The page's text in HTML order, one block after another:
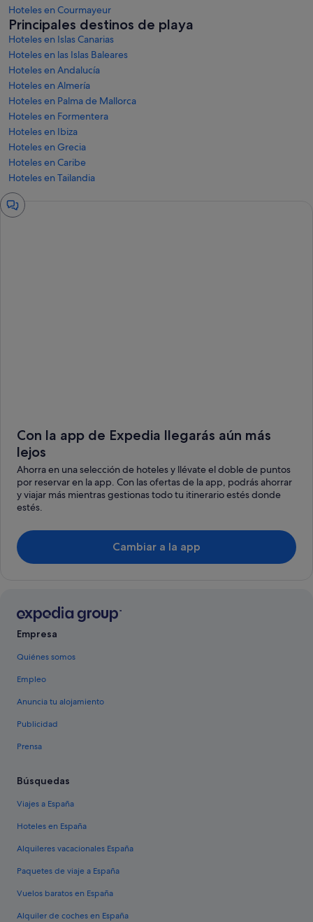
Hoteles en Courmayeur
Principales destinos de playa
Hoteles en Islas Canarias
Hoteles en las Islas Baleares
Hoteles en Andalucía
Hoteles en Almería
Hoteles en Palma de Mallorca
Hoteles en Formentera
Hoteles en Ibiza
Hoteles en Grecia
Hoteles en Caribe
Hoteles en Tailandia
Ventana
del
Con la app de Expedia llegarás aún más
lejos
Ahorra en una selección de hoteles y llévate el doble de puntos
por reservar en la app. Con las ofertas de la app, podrás ahorrar
y viajar más mientras gestionas todo tu itinerario estés donde
estés.
Cambiar a la app
Empresa
Quiénes somos
Empleo
Anuncia tu alojamiento
Publicidad
Prensa
Búsquedas
Viajes a España
Hoteles en España
Alquileres vacacionales España
Paquetes de viaje a España
Vuelos baratos en España
Alquiler de coches en España